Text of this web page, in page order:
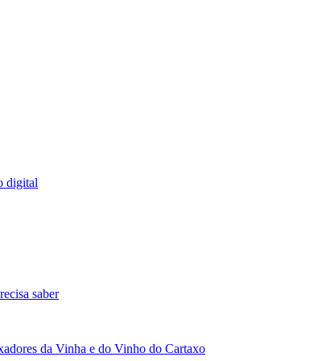
digital
saber
da Vinha e do Vinho do Cartaxo